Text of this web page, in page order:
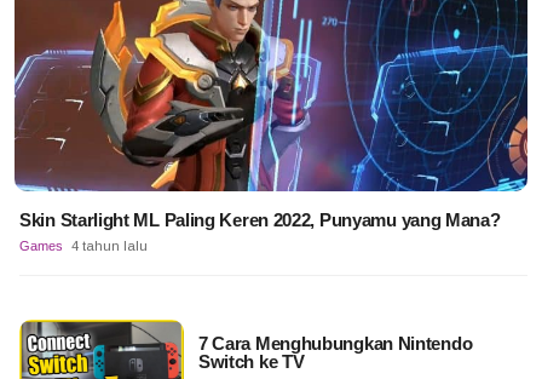
Skin Starlight ML Paling Keren 2022, Punyamu yang Mana?
Games 4 tahun lalu
7 Cara Menghubungkan Nintendo
Switch ke TV